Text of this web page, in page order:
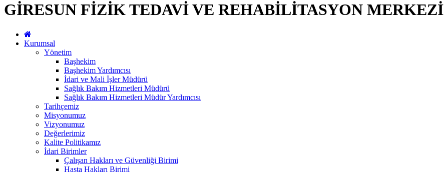
GİRESUN FİZİK TEDAVİ VE REHABİLİTASYON MERKEZİ
Kurumsal
Yönetim
Başhekim
Başhekim Yardımcısı
İdari ve Mali İşler Müdürü
Sağlık Bakım Hizmetleri Müdürü
Sağlık Bakım Hizmetleri Müdür Yardımcısı
Tarihçemiz
Misyonumuz
Vizyonumuz
Değerlerimiz
Kalite Politikamız
İdari Birimler
Çalışan Hakları ve Güvenliği Birimi
Hasta Hakları Birimi